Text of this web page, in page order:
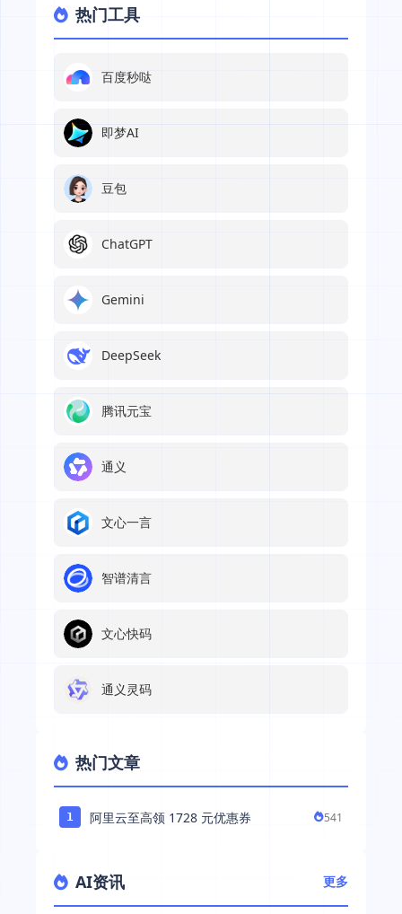
热门工具
百度秒哒
即梦AI
豆包
ChatGPT
Gemini
DeepSeek
腾讯元宝
通义
文心一言
智谱清言
文心快码
通义灵码
热门文章
1 阿里云至高领 1728 元优惠券 541
AI资讯 更多